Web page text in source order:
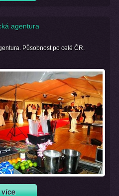
agentura
Působnost po celé ČR.